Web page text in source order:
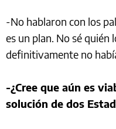
-No hablaron con los
es un plan. No sé quién
definitivamente no
-¿Cree que aún es
solución de dos